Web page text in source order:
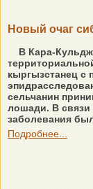
Новый очаг
В Кара-
кыргызстанец с
сельчанин
лошади. В связи
заболевания
Подробнее...